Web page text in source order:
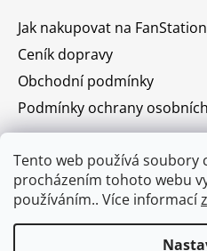
Tento web používá soubory
procházením tohoto webu
používáním.. Více informací
Jak nakupovat na
Ceník dopravy
Obchodní podmínky
Podmínky ochrany
Prodejna Vodičkova 31,
Muzeum